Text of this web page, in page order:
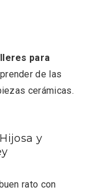
para
de las
cerámicas.
y
rato con